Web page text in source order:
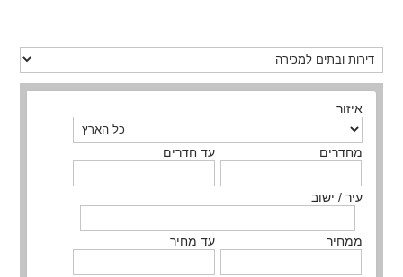
איזור
מחדרים עד חדרים
עיר / ישוב
ממחיר עד מחיר